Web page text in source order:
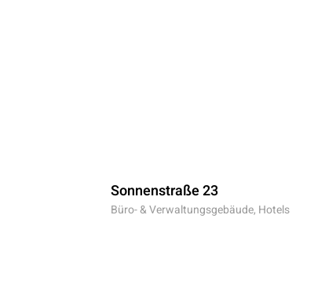
Sonnenstraße 23
Büro- & Verwaltungsgebäude, Hotels